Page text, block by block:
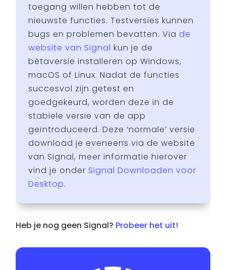
toegang willen hebben tot de
nieuwste functies. Testversies kunnen
bugs en problemen bevatten. Via de
website van Signal kun je de
bètaversie installeren op Windows,
macOS of Linux. Nadat de functies
succesvol zijn getest en
goedgekeurd, worden deze in de
stabiele versie van de app
geïntroduceerd. Deze ‘normale’ versie
download je eveneens via de website
van Signal, meer informatie hierover
vind je onder Signal Downloaden voor
Desktop.
Heb je nog geen Signal? Probeer het uit!